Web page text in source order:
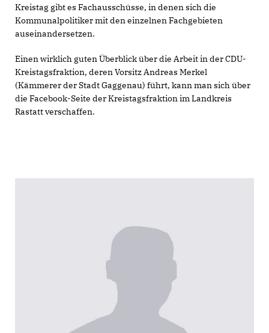
Kreistag gibt es Fachausschüsse, in denen sich die
Kommunalpolitiker mit den einzelnen Fachgebieten
auseinandersetzen.
Einen wirklich guten Überblick über die Arbeit in der CDU-
Kreistagsfraktion, deren Vorsitz Andreas Merkel
(Kämmerer der Stadt Gaggenau) führt, kann man sich über
die Facebook-Seite der Kreistagsfraktion im Landkreis
Rastatt verschaffen.